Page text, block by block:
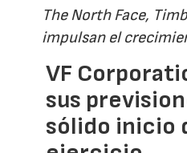
The North Face,
impulsan el
VF
sus
sólido inicio